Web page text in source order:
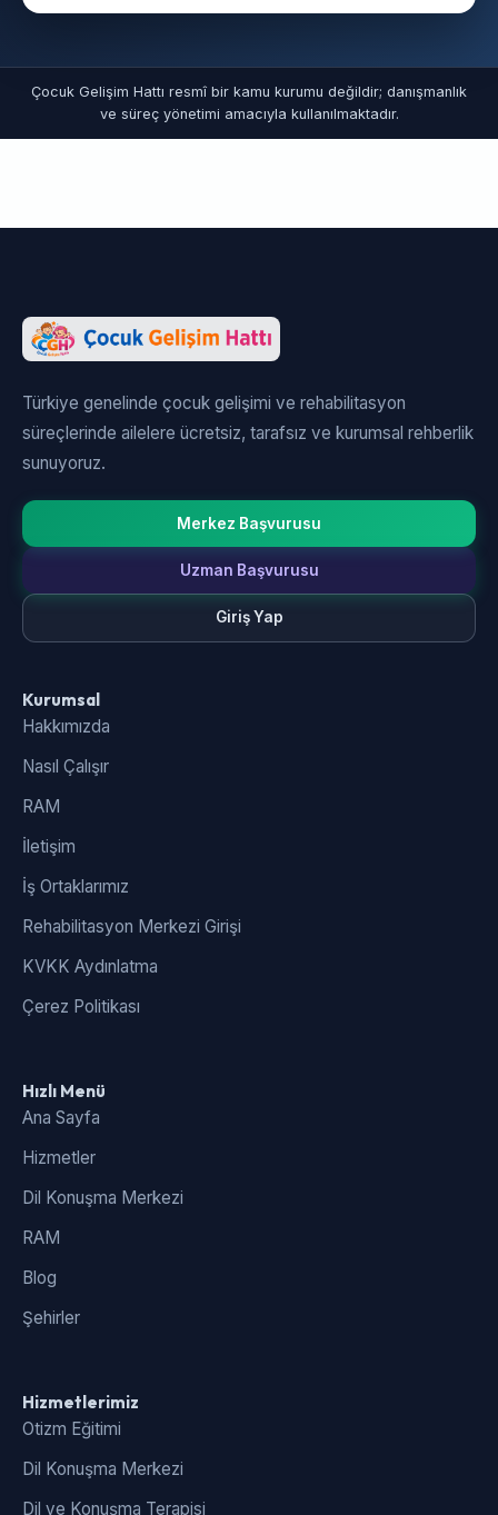
Çocuk Gelişim Hattı resmî bir kamu kurumu değildir; danışmanlık
ve süreç yönetimi amacıyla kullanılmaktadır.
Türkiye genelinde çocuk gelişimi ve rehabilitasyon
süreçlerinde ailelere ücretsiz, tarafsız ve kurumsal rehberlik
sunuyoruz.
Merkez Başvurusu
Uzman Başvurusu
Giriş Yap
Kurumsal
Hakkımızda
Nasıl Çalışır
RAM
İletişim
İş Ortaklarımız
Rehabilitasyon Merkezi Girişi
KVKK Aydınlatma
Çerez Politikası
Hızlı Menü
Ana Sayfa
Hizmetler
Dil Konuşma Merkezi
RAM
Blog
Şehirler
Hizmetlerimiz
Otizm Eğitimi
Dil Konuşma Merkezi
Dil ve Konuşma Terapisi